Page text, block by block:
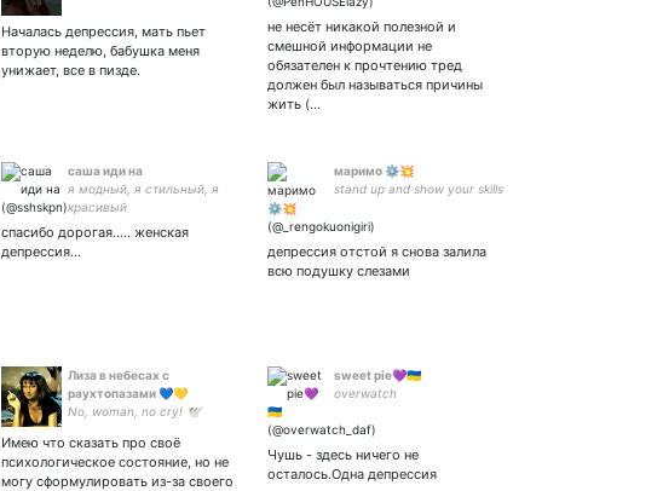
Началась депрессия, мать пьет
вторую неделю, бабушка меня
унижает, все в пизде.
не несёт никакой полезной и
смешной информации не
обязателен к прочтению тред
должен был называться причины
жить (…
саша иди на
я модный, я стильный, я
красивый
спасибо дорогая..... женская
депрессия...
маримо ⚙️💥
stand up and show your skills
депрессия отстой я снова залила
всю подушку слезами
Лиза в небесах с
раухтопазами 💙💛
No, woman, no cry! 🕊
Имею что сказать про своё
психологическое состояние, но не
могу сформулировать из-за своего
sweet pie💜🇺🇦
overwatch
Чушь - здесь ничего не
осталось.Одна депрессия